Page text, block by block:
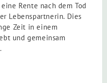
Rente nach dem Tod
Lebenspartnerin. Dies
Zeit in einem
und gemeinsam